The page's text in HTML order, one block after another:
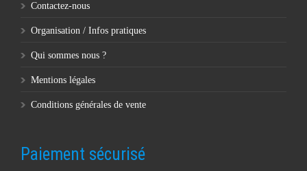
Contactez-nous
Organisation / Infos pratiques
Qui sommes nous ?
Mentions légales
Conditions générales de vente
Paiement sécurisé